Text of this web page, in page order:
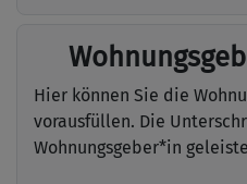
Hier können Sie die
vorausfüllen. Die
Wohnungsgeber*in